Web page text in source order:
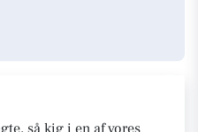
så kig i en af vores